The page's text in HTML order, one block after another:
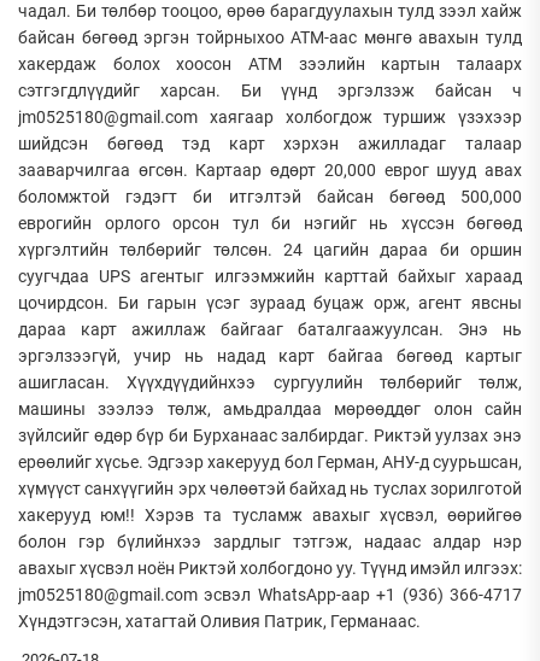
чадал. Би төлбөр тооцоо, өрөө барагдуулахын тулд зээл хайж
байсан бөгөөд эргэн тойрныхоо АТМ-аас мөнгө авахын тулд
хакердаж болох хоосон АТМ зээлийн картын талаарх
сэтгэгдлүүдийг харсан. Би үүнд эргэлзэж байсан ч
jm0525180@gmail.com хаягаар холбогдож туршиж үзэхээр
шийдсэн бөгөөд тэд карт хэрхэн ажилладаг талаар
зааварчилгаа өгсөн. Картаар өдөрт 20,000 еврог шууд авах
боломжтой гэдэгт би итгэлтэй байсан бөгөөд 500,000
еврогийн орлого орсон тул би нэгийг нь хүссэн бөгөөд
хүргэлтийн төлбөрийг төлсөн. 24 цагийн дараа би оршин
суугчдаа UPS агентыг илгээмжийн карттай байхыг хараад
цочирдсон. Би гарын үсэг зураад буцаж орж, агент явсны
дараа карт ажиллаж байгааг баталгаажуулсан. Энэ нь
эргэлзээгүй, учир нь надад карт байгаа бөгөөд картыг
ашигласан. Хүүхдүүдийнхээ сургуулийн төлбөрийг төлж,
машины зээлээ төлж, амьдралдаа мөрөөддөг олон сайн
зүйлсийг өдөр бүр би Бурханаас залбирдаг. Риктэй уулзах энэ
ерөөлийг хүсье. Эдгээр хакерууд бол Герман, АНУ-д суурьшсан,
хүмүүст санхүүгийн эрх чөлөөтэй байхад нь туслах зорилготой
хакерууд юм!! Хэрэв та тусламж авахыг хүсвэл, өөрийгөө
болон гэр бүлийнхээ зардлыг тэтгэж, надаас алдар нэр
авахыг хүсвэл ноён Риктэй холбогдоно уу. Түүнд имэйл илгээх:
jm0525180@gmail.com эсвэл WhatsApp-аар +1 (936) 366-4717
Хүндэтгэсэн, хатагтай Оливия Патрик, Германаас.